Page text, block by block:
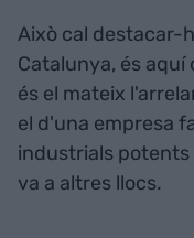
Això cal destacar-
Catalunya, és aquí
és el mateix
el d'una empresa
industrials potents
va a altres llocs.